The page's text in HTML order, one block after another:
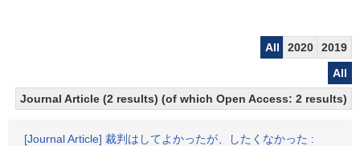
All 2020
2019
All
Journal Article (2 results) (of which Open Access: 2 results)
[Journal Article] 裁判はしてよかったが、したくなかった :